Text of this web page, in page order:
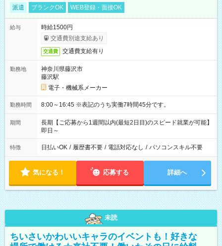
派遣 ブランクOK WEB登録・面接OK
給与
時給1500円
交通費別途支給あり
交通費 交通費支給有り
勤務地
神奈川県藤沢市
藤沢駅
電子・機械系メーカー
勤務時間 8:00～16:45 ※表記のうち実働7時間45分です。
期間
長期【ご応募から1週間以内(最短2日目)のスピード就業が可能】
即日～
特徴 日払いOK / 履歴書不要 / 電話対応なし / パソコンスキル不要
気になる！ 応募する 詳細へ
未読
ちいさいかわいいキャラのイベントも！好きな